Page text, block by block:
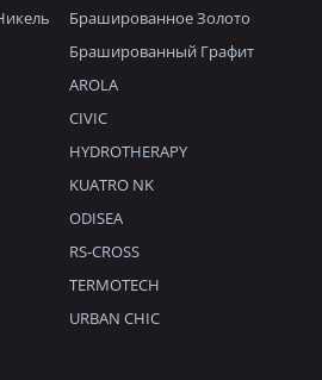
Брашированное Золото
Брашированный Графит
AROLA
CIVIC
HYDROTHERAPY
KUATRO NK
ODISEA
RS-CROSS
TERMOTECH
URBAN CHIC